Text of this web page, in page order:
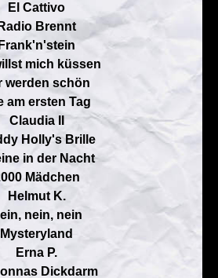
El Cattivo
Radio Brennt
Frank'n'stein
mich küssen
werden schön
am ersten Tag
Claudia II
Holly's Brille
in der Nacht
Mädchen
Helmut K.
nein, nein
Mysteryland
Erna P.
Dickdarm